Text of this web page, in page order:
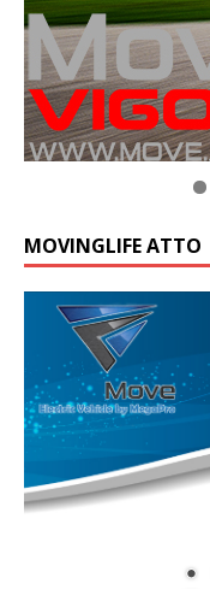
MOVINGLIFE ATTO